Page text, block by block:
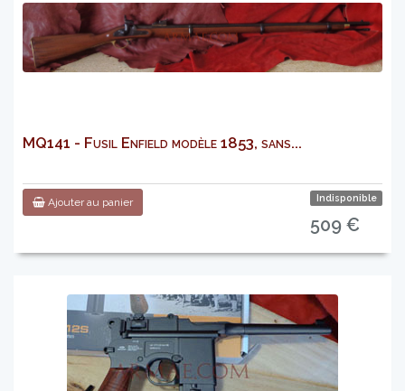
MQ141 - Fusil Enfield modèle 1853, sans...
Ajouter au panier Indisponible
509 €